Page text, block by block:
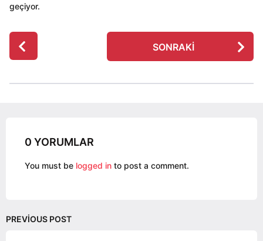
geçiyor.
P
o
t
o
SONRAKI
0 YORUMLAR
You must be logged in to post a comment.
PREVIOUS POST